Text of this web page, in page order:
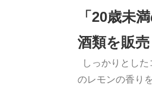
「20歳未
酒類を販売
しっかりとし
のレモンの香り